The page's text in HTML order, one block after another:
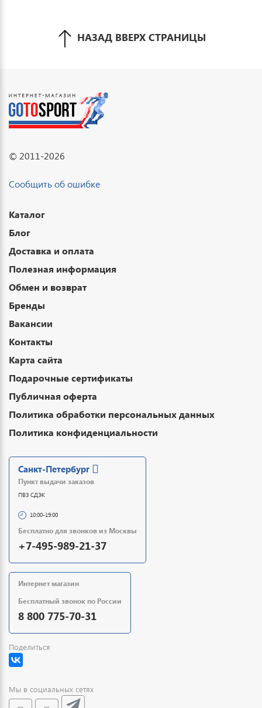
НАЗАД ВВЕРХ СТРАНИЦЫ
© 2011-2026
Сообщить об ошибке
Каталог
Блог
Доставка и оплата
Полезная информация
Обмен и возврат
Бренды
Вакансии
Контакты
Карта сайта
Подарочные сертификаты
Публичная оферта
Политика обработки персональных данных
Политика конфиденциальности
Санкт-Петербург
Пункт выдачи заказов
ПВЗ СДЭК
10:00-19:00
Бесплатно для звонков из Москвы
+7-495-989-21-37
Интернет магазин
Бесплатный звонок по России
8 800 775-70-31
Поделиться
Мы в социальных сетях